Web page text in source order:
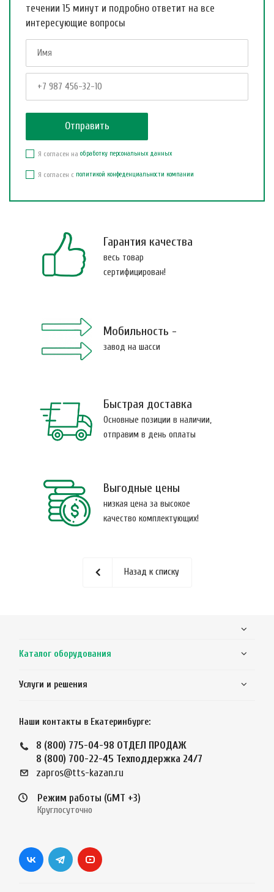
течении 15 минут и подробно ответит на все
интересующие вопросы
Я согласен на обработку персональных данных
Я согласен с политикой конфеденциальности компании
Гарантия качества
весь товар
сертифицирован!
Мобильность -
завод на шасси
Быстрая доставка
Основные позиции в наличии,
отправим в день оплаты
Выгодные цены
низкая цена за высокое
качество комплектующих!
Назад к списку
Каталог оборудования
Услуги и решения
Наши контакты в Екатеринбурге:
8 (800) 775-04-98 ОТДЕЛ ПРОДАЖ
8 (800) 700-22-45 Техподдержка 24/7
zapros@tts-kazan.ru
Режим работы (GMT +3)
Круглосуточно